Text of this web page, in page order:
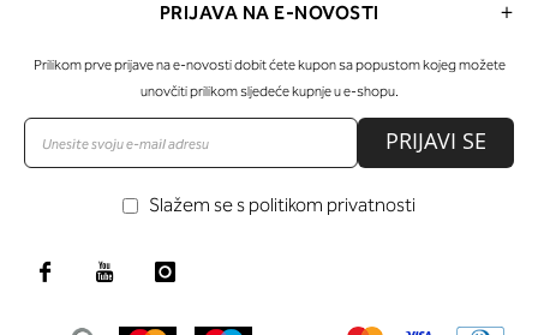
PRIJAVA NA E-NOVOSTI
Prilikom prve prijave na e-novosti dobit ćete kupon sa popustom kojeg možete
unovčiti prilikom sljedeće kupnje u e-shopu.
PRIJAVI SE
Slažem se s politikom privatnosti